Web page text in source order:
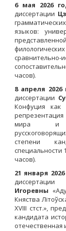
6 мая 2026
диссертации
языков:
часов).
8 апреля 2026
диссертации
Конфуция как
мира и
степени
специальности
часов).
21 января
Игоревны
Княства
XVIII стст.»,
кандидата
отечественная